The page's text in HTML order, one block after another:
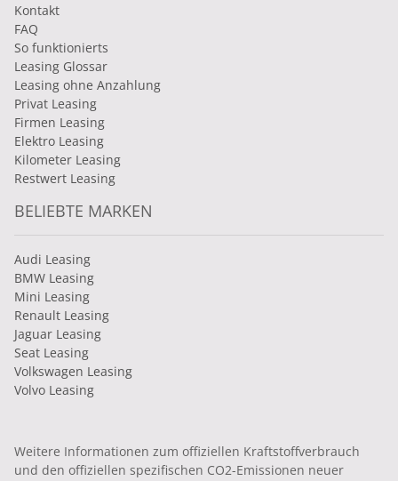
Kontakt
FAQ
So funktionierts
Leasing Glossar
Leasing ohne Anzahlung
Privat Leasing
Firmen Leasing
Elektro Leasing
Kilometer Leasing
Restwert Leasing
BELIEBTE MARKEN
Audi Leasing
BMW Leasing
Mini Leasing
Renault Leasing
Jaguar Leasing
Seat Leasing
Volkswagen Leasing
Volvo Leasing
Weitere Informationen zum offiziellen Kraftstoffverbrauch
und den offiziellen spezifischen CO2-Emissionen neuer